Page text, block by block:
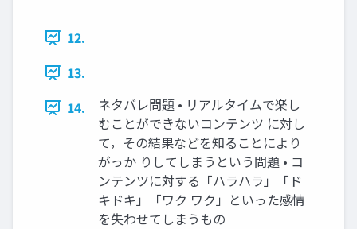
12.
13.
14.
ネタバレ問題 • リアルタイムで楽し
むことができないコンテンツ に対し
て，その結果などを知ることにより
がっか りしてしまうという問題 • コ
ンテンツに対する「ハラハラ」「ド
キドキ」「ワク ワク」といった感情
を失わせてしまうもの